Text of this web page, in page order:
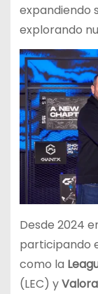
expandiendo
explorando
Desde 2024
participando
como la
(LEC) y